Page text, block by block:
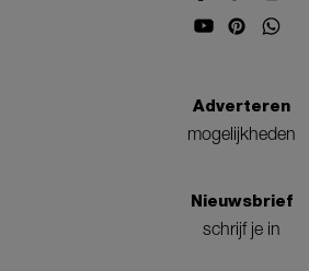
Adverteren
mogelijkheden
Nieuwsbrief
schrijf je in